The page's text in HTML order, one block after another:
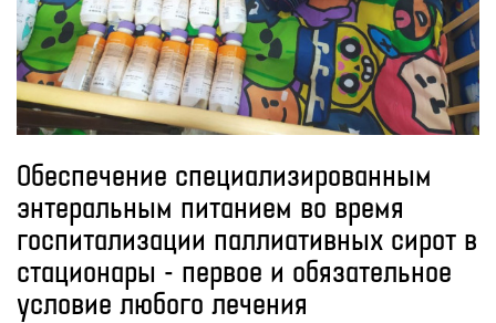
Обеспечение специализированным
энтеральным питанием во время
госпитализации паллиативных сирот в
стационары - первое и обязательное
условие любого лечения